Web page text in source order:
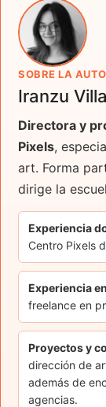
SOBRE LA
Iranzu
Directora y
Pixels,
art. Forma
dirige la
Experiencia
Centro Pixels
Experiencia
freelance en
Proyectos y
dirección de
además de
agencias.